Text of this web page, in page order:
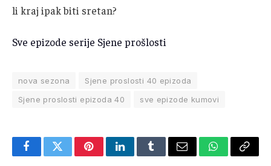
li kraj ipak biti sretan?
Sve epizode serije Sjene prošlosti
nova sezona
Sjene proslosti 40 epizoda
Sjene proslosti epizoda 40
sve epizode kumovi
FacebookTwitterPinterestLinkedInTumblrEmail WhatsApp
Copy